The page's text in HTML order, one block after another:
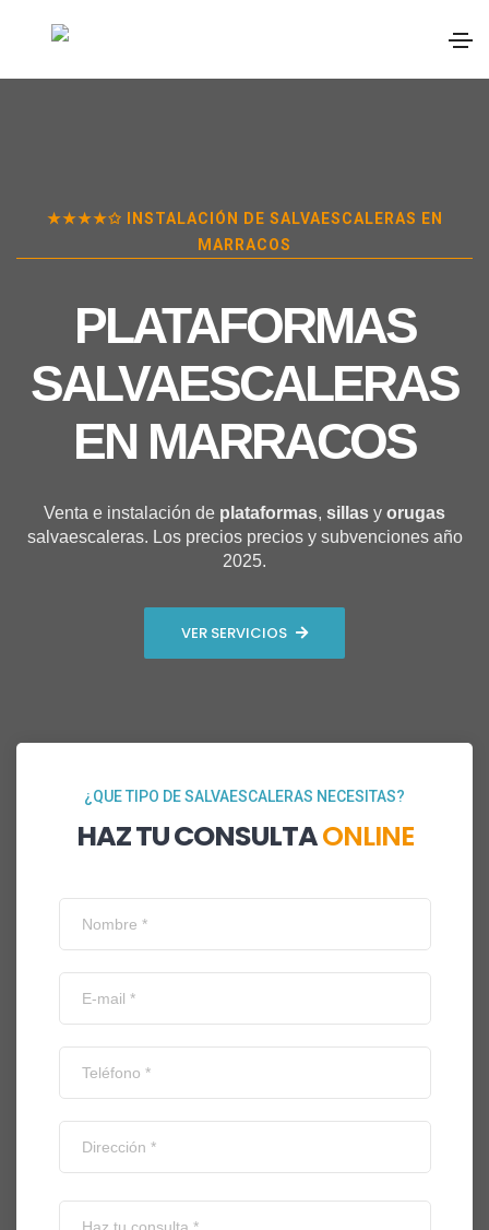
★★★★✩ INSTALACIÓN DE SALVAESCALERAS EN
MARRACOS
PLATAFORMAS
SALVAESCALERAS
EN MARRACOS
Venta e instalación de plataformas, sillas y orugas
salvaescaleras. Los precios precios y subvenciones año
2025.
VER SERVICIOS
¿QUE TIPO DE SALVAESCALERAS NECESITAS?
HAZ TU CONSULTAONLINE